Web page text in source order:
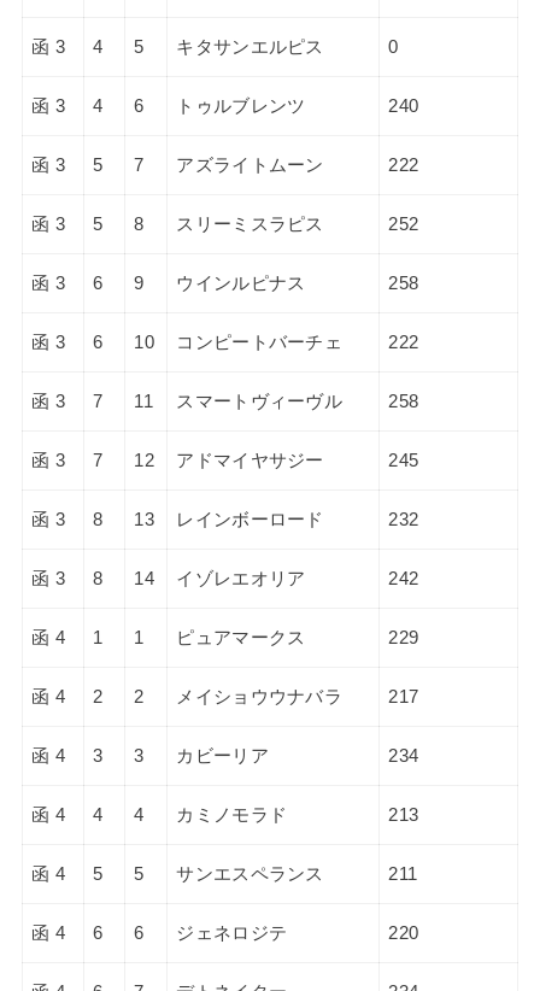
函 3 4 5 キタサンエルピス 0
函 3 4 6 トゥルブレンツ 240
函 3 5 7 アズライトムーン 222
函 3 5 8 スリーミスラピス 252
函 3 6 9 ウインルピナス 258
函 3 6 10 コンピートバーチェ 222
函 3 7 11 スマートヴィーヴル 258
函 3 7 12 アドマイヤサジー 245
函 3 8 13 レインボーロード 232
函 3 8 14 イゾレエオリア 242
函 4 1 1 ピュアマークス 229
函 4 2 2 メイショウウナバラ 217
函 4 3 3 カビーリア 234
函 4 4 4 カミノモラド 213
函 4 5 5 サンエスペランス 211
函 4 6 6 ジェネロジテ 220